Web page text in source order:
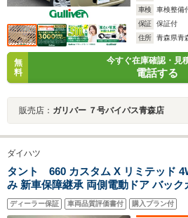
車検
車検整備
保証
保証付
住所
青森県青
無
料
今すぐ在庫確認・見
電話する
販売店： ガリバー ７号バイパス青森店
ダイハツ
タント 660 カスタム X リミテッド
み 新車保障継承 両側電動ドア バック
ヒーター アダプティブクルーズコン
減ブレーキ
ディーラー保証 車両品質評価書付 購入プラン付